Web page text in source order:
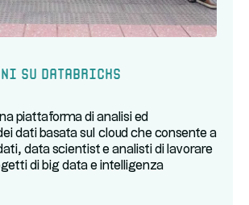
su Databricks
piattaforma di analisi ed
dati basata sul cloud che consente a
data scientist e analisti di lavorare
di big data e intelligenza